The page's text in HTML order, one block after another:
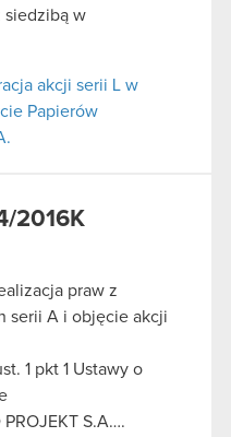
siedzibą w
akcji serii L w
Papierów
2016K
praw z
serii A i objęcie akcji
1 pkt 1 Ustawy o
S.A….